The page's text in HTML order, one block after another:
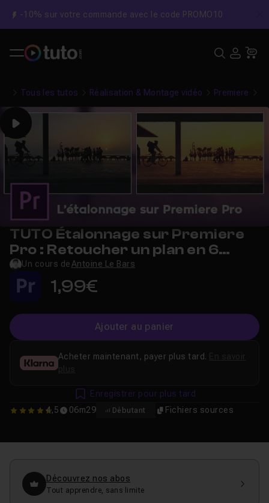
-10% sur votre commande avec le code PROMO10
Tous les tutos Réalisation & Montage vidéo Premiere
Play
TUTO Étalonnage sur Premiere
Pro : Retoucher un plan en 6
minutes
Un cours de Antoine Le Bars
1,99€
Ajouter au panier
4.5 4,5 06m29 Débutant Fichiers sources
Acheter maintenant, payer plus tard.
plus
Enregistrer pour plus tard
Découvrez nos abos
Tout apprendre, sans limite